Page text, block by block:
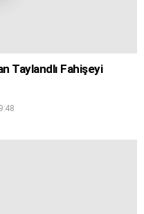
Taylandlı Fahişeyi